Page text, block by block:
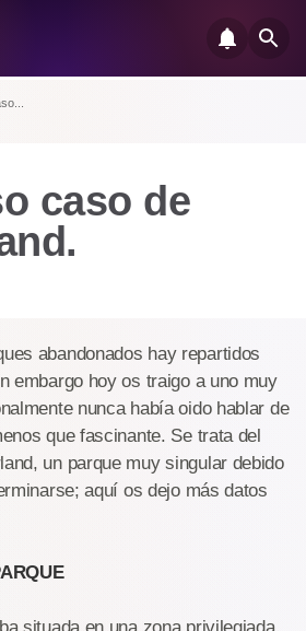
caso de
abandonados hay repartidos
embargo hoy os traigo a uno muy
nunca había oido hablar de
que fascinante. Se trata del
un parque muy singular debido
aquí os dejo más datos